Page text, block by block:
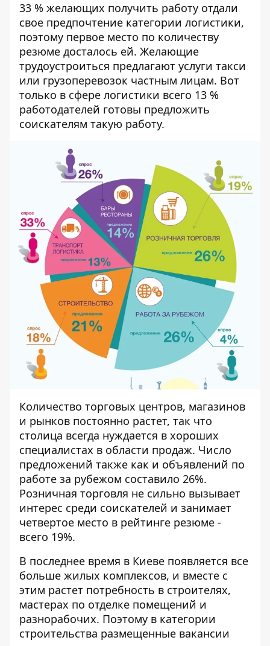
33 % желающих получить работу отдали
свое предпочтение категории логистики,
поэтому первое место по количеству
резюме досталось ей. Желающие
трудоустроиться предлагают услуги такси
или грузоперевозок частным лицам. Вот
только в сфере логистики всего 13 %
работодателей готовы предложить
соискателям такую работу.
Количество торговых центров, магазинов
и рынков постоянно растет, так что
столица всегда нуждается в хороших
специалистах в области продаж. Число
предложений также как и объявлений по
работе за рубежом составило 26%.
Розничная торговля не сильно вызывает
интерес среди соискателей и занимает
четвертое место в рейтинге резюме -
всего 19%.
В последнее время в Киеве появляется все
больше жилых комплексов, и вместе с
этим растет потребность в строителях,
мастерах по отделке помещений и
разнорабочих. Поэтому в категории
строительства размещенные вакансии